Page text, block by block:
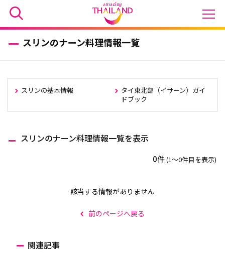
スリンのナーン料理情報一覧
スリンの基本情報
タイ東北部（イサーン）ガイ
ドブック
スリンのナーン料理情報一覧を表示
0件(1〜0件目を表示)
該当する情報がありません
前のページへ戻る
関連記事